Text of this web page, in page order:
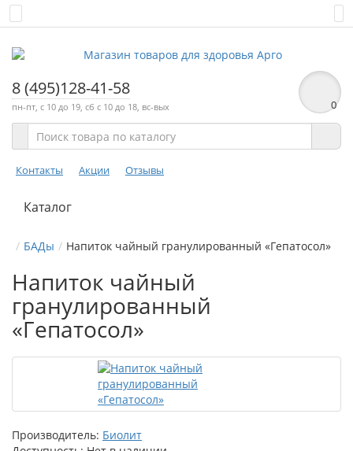
8 (495)128-41-58
пн-пт, с 10 до 19, сб с 10 до 18, вс-вых 0
Контакты Акции Отзывы
Каталог
БАДы Напиток чайный гранулированный «Гепатосол»
Напиток чайный
гранулированный
«Гепатосол»
Производитель: Биолит